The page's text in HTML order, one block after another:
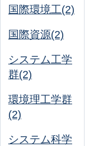
国際環境工(2)
国際資源(2)
システム工学
群(2)
環境理工学群
(2)
システム科学